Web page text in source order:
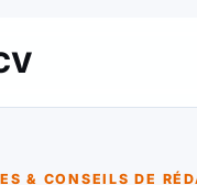
& CONSEILS DE